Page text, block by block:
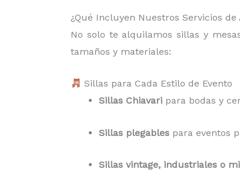
¿Qué Incluyen Nuestros Servicios
No solo te alquilamos sillas y
tamaños y materiales:
Sillas para Cada Estilo de Evento
Sillas Chiavari para bodas y
Sillas plegables para eventos
Sillas vintage, industriales o